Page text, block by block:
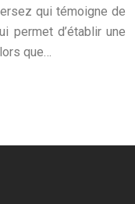
qui témoigne de
permet d’établir une
que…